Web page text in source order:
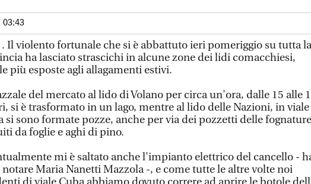
03:43
Il violento fortunale che si è abbattuto ieri pomeriggio su tutta la
ha lasciato strascichi in alcune zone dei lidi comacchiesi,
più esposte agli allagamenti estivi.
del mercato al lido di Volano per circa un'ora, dalle 15 alle
si è trasformato in un lago, mentre al lido delle Nazioni, in viale
si sono formate pozze, anche per via dei pozzetti delle fognature
da foglie e aghi di pino.
mi è saltato anche l'impianto elettrico del cancello -
Maria Nanetti Mazzola -, e come tutte le altre volte noi